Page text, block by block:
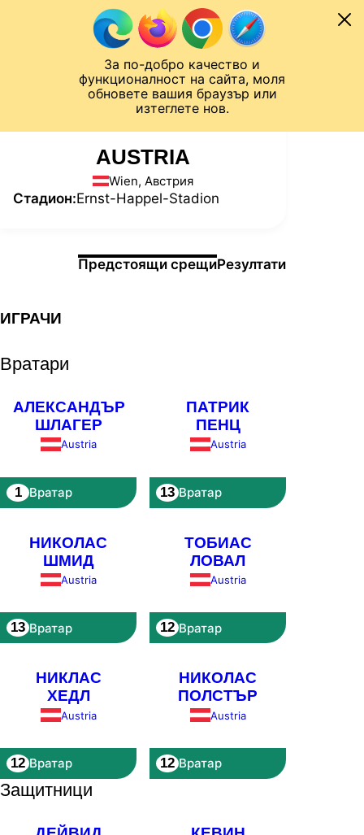
За по-добро качество и
функционалност на сайта, моля
обновете вашия браузър или
изтеглете нов.
Към съдържанието
Лига на Конференциите
СТАТИСТИКИ
AUSTRIA
Wien, Австрия
Стадион:Ernst-Happel-Stadion
Информация за мачаПредстоящи срещиРезултати
ИГРАЧИ
Вратари
АЛЕКСАНДЪР
ШЛАГЕР
Austria
1 Вратар
ПАТРИК
ПЕНЦ
Austria
13 Вратар
НИКОЛАС
ШМИД
Austria
13 Вратар
ТОБИАС
ЛОВАЛ
Austria
12 Вратар
НИКЛАС
ХЕДЛ
Austria
12 Вратар
НИКОЛАС
ПОЛСТЪР
Austria
12 Вратар
Защитници